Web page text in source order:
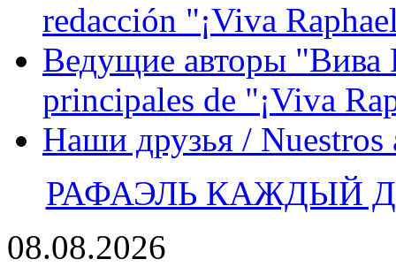
redacción "¡Viva
Ведущие авторы "Вива
principales de "¡Viva
Наши друзья / Nuestros
РАФАЭЛЬ КАЖДЫЙ
08.08.2026